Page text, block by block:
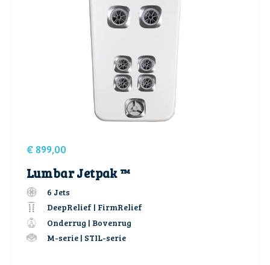
€ 899,00
Lumbar Jetpak ™
6 Jets
DeepRelief | FirmRelief
Onderrug | Bovenrug
M-serie | STIL-serie